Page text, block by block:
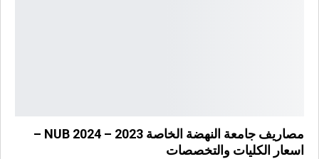
مصاريف جامعة النهضة الخاصة NUB 2024 – 2023 –
اسعار الكليات والتخصصات